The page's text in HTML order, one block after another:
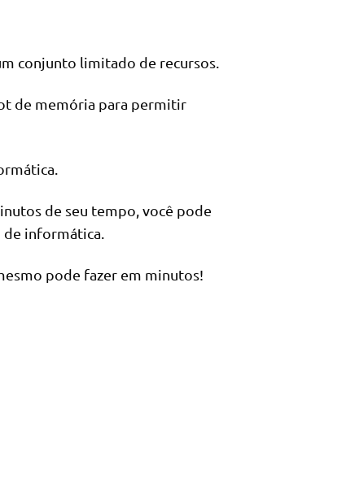
conjunto limitado de recursos.
de memória para permitir
de seu tempo, você pode
informática.
pode fazer em minutos!